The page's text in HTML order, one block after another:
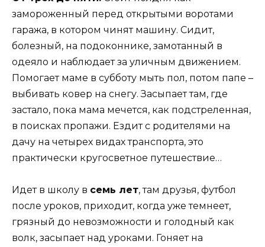
замороженный перед открытыми воротами
гаража, в котором чинят машину. Сидит,
болезный, на подоконнике, замотанный в
одеяло и наблюдает за уличным движением.
Помогает маме в субботу мыть пол, потом папе –
выбивать ковер на снегу. Засыпает там, где
застало, пока мама мечется, как подстреленная,
в поисках пропажи. Ездит с родителями на
дачу на четырех видах транспорта, это
практически кругосветное путешествие…
Идет в школу в семь лет, там друзья, футбол
после уроков, приходит, когда уже темнеет,
грязный до невозможности и голодный как
волк, засыпает над уроками. Гоняет на